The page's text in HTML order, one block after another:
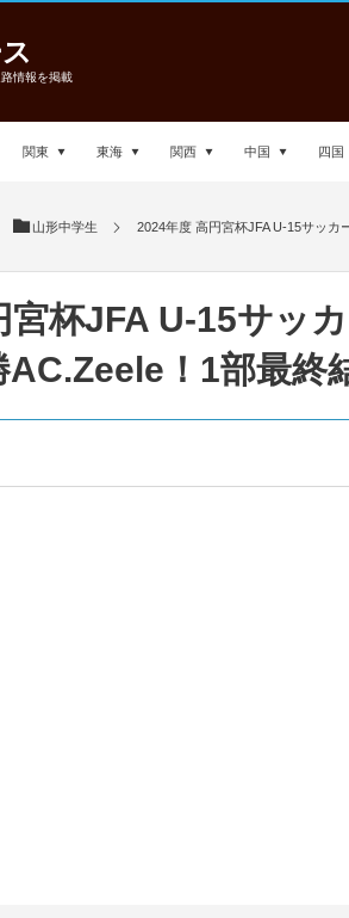
情報を掲載
関東 東海 関西 中国 四国
山形中学生 2024年度 高円宮杯JFA U-15サッカ
宮杯JFA U-15サッ
AC.Zeele！1部最終